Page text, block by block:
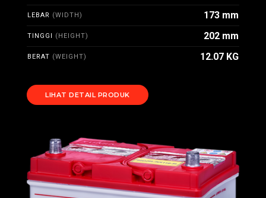
LEBAR (WIDTH) 173 mm
TINGGI (HEIGHT) 202 mm
BERAT (WEIGHT) 12.07 KG
LIHAT DETAIL PRODUK